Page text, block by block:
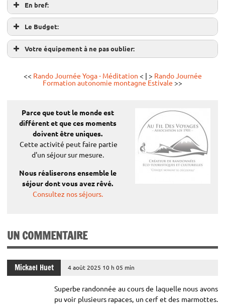
En bref:
5 minutes
Le Budget:
(par personne)
Adulte:32 €
Enfants (-13ans):28€
Tarifs Préférentiels¹:
Enfants (-13ans):25 €
Tarif famille²:
(par personne)
famille:28 €
Votre équipement à ne pas oublier:
N’oubliez pas votre pique-nique ou votre collation.
<< Rando Journée Yoga - Méditation < | > Rando Journée
Formation autonomie montagne Estivale >>
Parce que tout le monde est
différentet que ces moments
doivent être uniques.
Cette activité peut faire partie
d'un séjour sur mesure.
Nous réaliserons ensemble le
séjour dont vous avez rêvé.
Consultez nos séjours.
UN COMMENTAIRE
Mickael Huet 4 août 2025 10 h 05 min
Superbe randonnée au cours de laquelle nous avons
pu voir plusieurs rapaces, un cerf et des marmottes.